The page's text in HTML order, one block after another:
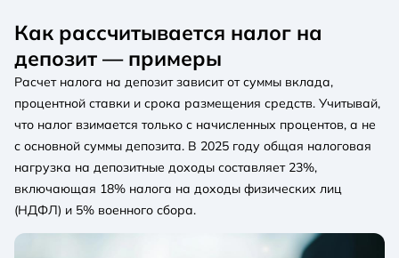
Как рассчитывается налог на
депозит — примеры
Расчет налога на депозит зависит от суммы вклада,
процентной ставки и срока размещения средств. Учитывай,
что налог взимается только с начисленных процентов, а не
с основной суммы депозита. В 2025 году общая налоговая
нагрузка на депозитные доходы составляет 23%,
включающая 18% налога на доходы физических лиц
(НДФЛ) и 5% военного сбора.